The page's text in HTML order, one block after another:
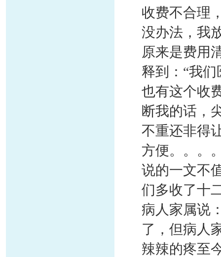
收费不合理
没办法，我
原来是费用
释到：“我
也有这个收
断我的话，
不重还非得
方便。。。
说的一文不
们多收了十
病人家属说
了，但病人
辣辣的疼至